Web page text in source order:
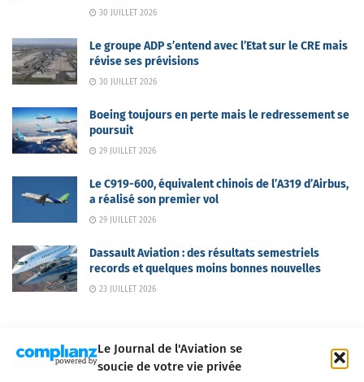
Le Journal de l'Aviation se
soucie de votre vie privée
30 JUILLET 2026
Le groupe ADP s’entend avec l’Etat sur le CRE mais
révise ses prévisions
30 JUILLET 2026
Boeing toujours en perte mais le redressement se
poursuit
29 JUILLET 2026
Le C919-600, équivalent chinois de l’A319 d’Airbus,
a réalisé son premier vol
29 JUILLET 2026
Dassault Aviation : des résultats semestriels
records et quelques moins bonnes nouvelles
23 JUILLET 2026